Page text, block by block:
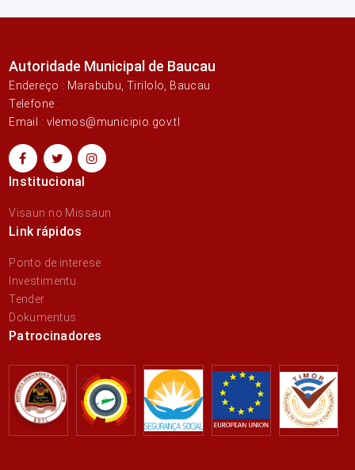
Autoridade Municipal de Baucau
Endereço : Marabubu, Tirilolo, Baucau
Telefone :
Email : vlemos@municipio.gov.tl
Institucional
Visaun no Missaun
Link rápidos
Ponto de interese
Investimentu
Tender
Dokumentus
Patrocinadores